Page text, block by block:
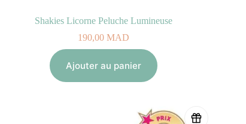
Shakies Licorne Peluche Lumineuse
190,00MAD
Ajouter au panier